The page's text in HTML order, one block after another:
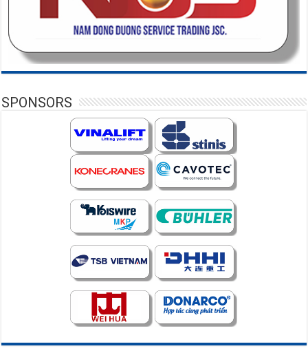
SPONSORS